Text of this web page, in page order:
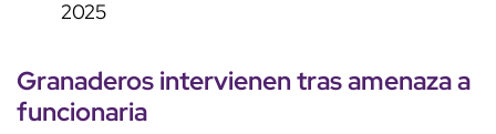
2025
Granaderos intervienen tras amenaza a
funcionaria